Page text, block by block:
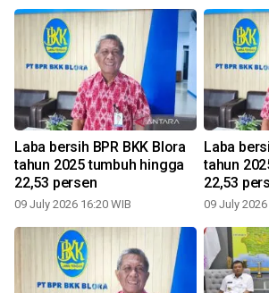
Laba bersih BPR BKK Blora
tahun 2025 tumbuh hingga
22,53 persen
09 July 2026 16:20 WIB
Laba
tahun
22,53
09 July 2026